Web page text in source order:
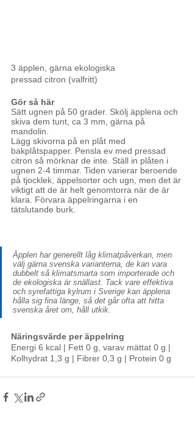
3 äpplen, gärna ekologiska
pressad citron (valfritt)
Gör så här
Sätt ugnen på 50 grader. Skölj äpplena och
skiva dem tunt, ca 3 mm, gärna på
mandolin.
Lägg skivorna på en plåt med
bakplåtspapper. Pensla ev med pressad
citron så mörknar de inte. Ställ in plåten i
ugnen 2-4 timmar. Tiden varierar beroende
på tjocklek, äppelsorter och ugn, men det är
viktigt att de är helt genomtorra när de är
klara. Förvara äppelringarna i en
tätslutande burk.
Äpplen har generellt låg klimatpåverkan, men
välj gärna svenska varianterna, de kan vara
dubbelt så klimatsmarta som importerade och
de ekologiska är snällast. Tack vare effektiva
och syrefattiga kylrum i Sverige kan äpplena
hålla sig fina länge, så det går ofta att hitta
svenska året om, håll utkik.
Näringsvärde per äppelring
Energi 6 kcal | Fett 0 g, varav mättat 0 g |
Kolhydrat 1,3 g | Fibrer 0,3 g | Protein 0 g